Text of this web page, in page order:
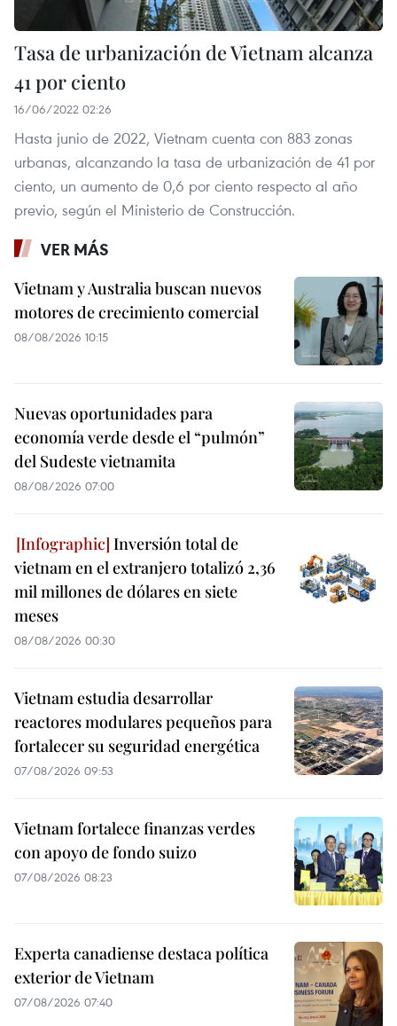
Tasa de urbanización de Vietnam alcanza
41 por ciento
16/06/2022 02:26
Hasta junio de 2022, Vietnam cuenta con 883 zonas
urbanas, alcanzando la tasa de urbanización de 41 por
ciento, un aumento de 0,6 por ciento respecto al año
previo, según el Ministerio de Construcción.
VER MÁS
Vietnam y Australia buscan nuevos
motores de crecimiento comercial
08/08/2026 10:15
Nuevas oportunidades para
economía verde desde el “pulmón”
del Sudeste vietnamita
08/08/2026 07:00
Inversión total de
vietnam en el extranjero totalizó 2,36
mil millones de dólares en siete
meses
08/08/2026 00:30
Vietnam estudia desarrollar
reactores modulares pequeños para
fortalecer su seguridad energética
07/08/2026 09:53
Vietnam fortalece finanzas verdes
con apoyo de fondo suizo
07/08/2026 08:23
Experta canadiense destaca política
exterior de Vietnam
07/08/2026 07:40